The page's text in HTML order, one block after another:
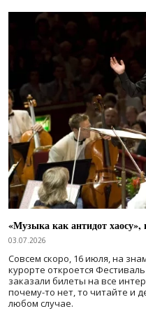
«Музыка как антидот
03.07.2026
Совсем скоро, 16 июля, на
курорте откроется
заказали билеты на все
почему-то нет, то читайте и
любом случае.